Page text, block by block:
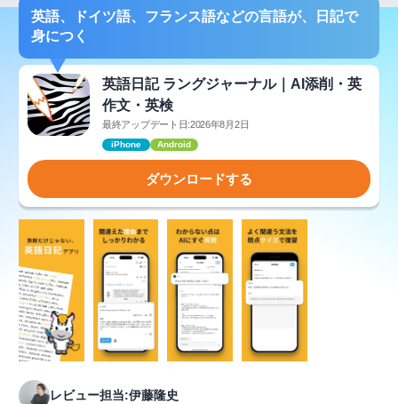
英語、ドイツ語、フランス語などの言語が、日記で
身につく
英語日記 ラングジャーナル｜AI添削・英
作文・英検
最終アップデート日:2026年8月2日
iPhone Android
ダウンロードする
レビュー担当:伊藤隆史